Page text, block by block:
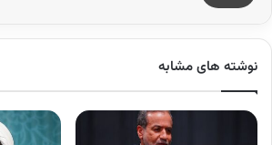
نوشته های مشابه